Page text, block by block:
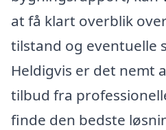
at få klart overblik
tilstand og eventuelle
Heldigvis er det nemt
tilbud fra
finde den bedste